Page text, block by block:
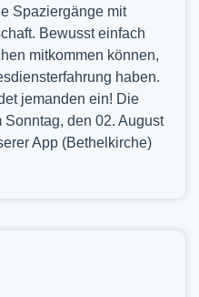
Spaziergänge mit
Bewusst einfach
mitkommen können,
haben.
jemanden ein! Die
Sonntag, den 02. August
App (Bethelkirche)